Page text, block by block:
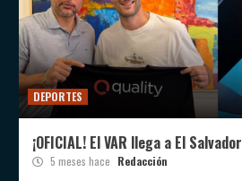
DEPORTES
¡OFICIAL! El VAR llega a El Salvador
5 meses hace Redacción